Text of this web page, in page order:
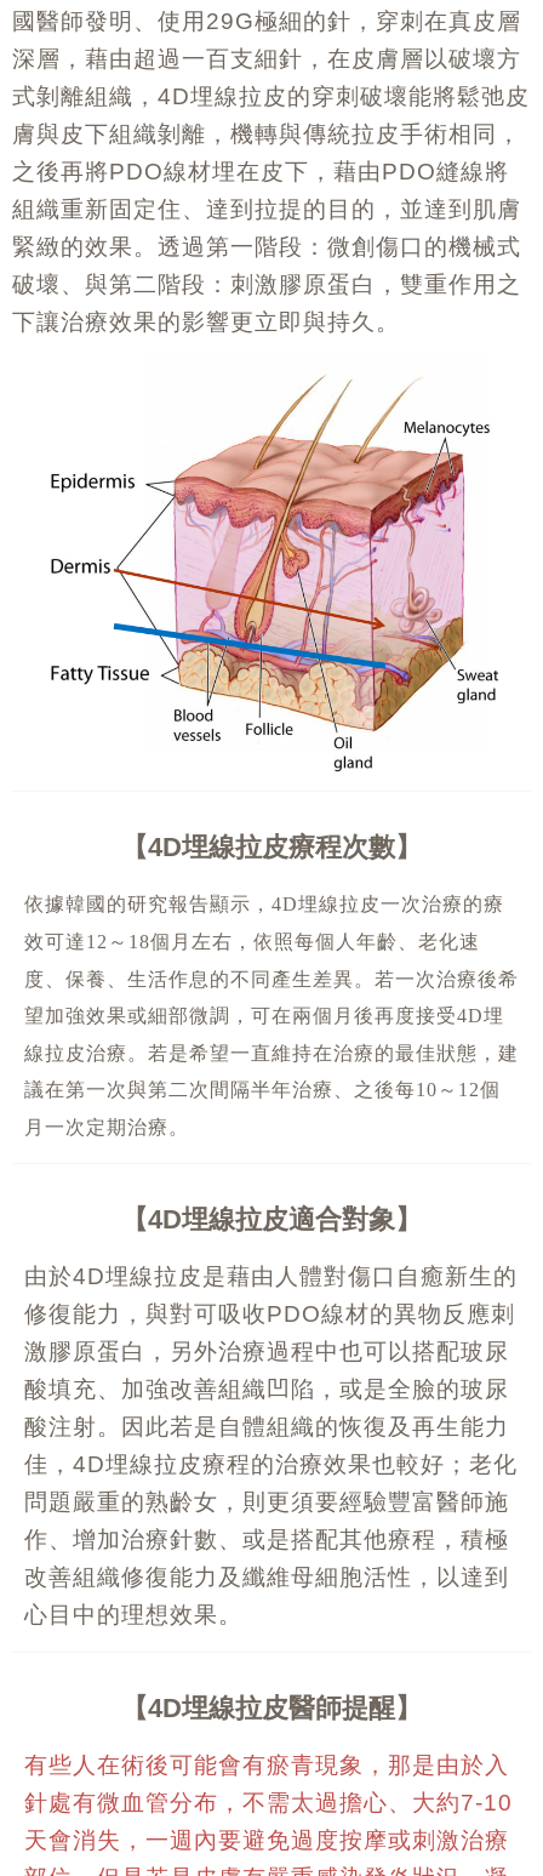
國醫師發明、使用29G極細的針，穿刺在真皮層
深層，藉由超過一百支細針，在皮膚層以破壞方
式剝離組織， 4D埋線拉皮的穿刺破壞能將鬆弛皮
膚與皮下組織剝離，機轉與傳統拉皮手術相同，
之後再將PDO線材埋在皮下，藉由PDO縫線將
組織重新固定住、達到拉提的目的，並達到肌膚
緊緻的效果。透過第一階段：微創傷口的機械式
破壞、與第二階段：刺激膠原蛋白，雙重作用之
下讓治療效果的影響更立即與持久。
4D埋線拉皮療程次數
依據韓國的研究報告顯示， 4D埋線拉皮一次治療的療
效可達12 ～ 18個月左右，依照每個人年齡、老化速
度、保養、生活作息的不同產生差異。若一次治療後希
望加強效果或細部微調，可在兩個月後再度接受4D埋
線拉皮治療。若是希望一直維持在治療的最佳狀態，建
議在第一次與第二次間隔半年治療、之後每10 ～ 12個
月一次定期治療。
4D埋線拉皮適合對象
由於4D埋線拉皮是藉由人體對傷口自癒新生的
修復能力，與對可吸收PDO線材的異物反應刺
激膠原蛋白，另外治療過程中也可以搭配玻尿
酸填充、加強改善組織凹陷，或是全臉的玻尿
酸注射。因此若是自體組織的恢復及再生能力
佳， 4D埋線拉皮療程的治療效果也較好；老化
問題嚴重的熟齡女，則更須要經驗豐富醫師施
作、增加治療針數、或是搭配其他療程，積極
改善組織修復能力及纖維母細胞活性，以達到
心目中的理想效果。
4D埋線拉皮醫師提醒
有些人在術後可能會有瘀青現象，那是由於入
針處有微血管分布，不需太過擔心、大約7-10
天會消失，一週內要避免過度按摩或刺激治療